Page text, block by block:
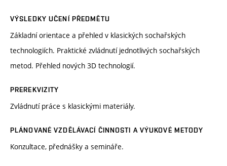
VÝSLEDKY UČENÍ PŘEDMĚTU
Základní orientace a přehled v klasických sochařských
technologiích. Praktické zvládnutí jednotlivých sochařských
metod. Přehled nových 3D technologií.
PREREKVIZITY
Zvládnutí práce s klasickými materiály.
PLÁNOVANÉ VZDĚLÁVACÍ ČINNOSTI A VÝUKOVÉ METODY
Konzultace, přednášky a semináře.